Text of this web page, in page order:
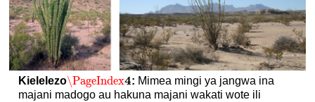
Kielelezo\PageIndex4
\PageIndex4: Mimea mingi ya jangwa ina
majani madogo au hakuna majani wakati wote ili